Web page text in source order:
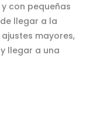
con pequeñas
llegar a la
mayores,
llegar a una